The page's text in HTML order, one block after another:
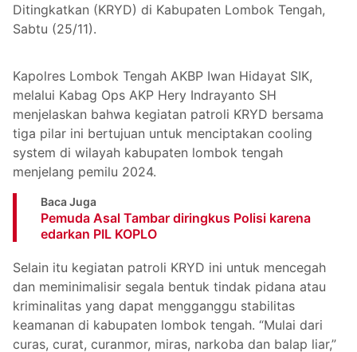
Ditingkatkan (KRYD) di Kabupaten Lombok Tengah,
Sabtu (25/11).
Kapolres Lombok Tengah AKBP Iwan Hidayat SIK,
melalui Kabag Ops AKP Hery Indrayanto SH
menjelaskan bahwa kegiatan patroli KRYD bersama
tiga pilar ini bertujuan untuk menciptakan cooling
system di wilayah kabupaten lombok tengah
menjelang pemilu 2024.
Baca Juga
Pemuda Asal Tambar diringkus Polisi karena
edarkan PIL KOPLO
Selain itu kegiatan patroli KRYD ini untuk mencegah
dan meminimalisir segala bentuk tindak pidana atau
kriminalitas yang dapat mengganggu stabilitas
keamanan di kabupaten lombok tengah. “Mulai dari
curas, curat, curanmor, miras, narkoba dan balap liar,”